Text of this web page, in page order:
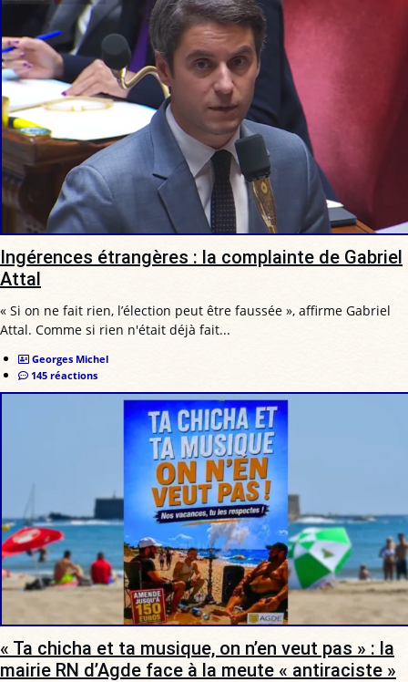
Ingérences étrangères : la complainte de Gabriel
Attal
« Si on ne fait rien, l’élection peut être faussée », affirme Gabriel
Attal. Comme si rien n'était déjà fait...
Georges Michel
145 réactions
« Ta chicha et ta musique, on n’en veut pas » : la
mairie RN d’Agde face à la meute « antiraciste »